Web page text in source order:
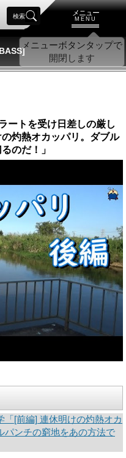
メニュー
MENU
検索
ートを受け日差しの厳し
灼熱オカッパリ。ダブル
のだ！」
「[前編] 連休明けの灼熱オカ
パンチの窮地をあの方法で